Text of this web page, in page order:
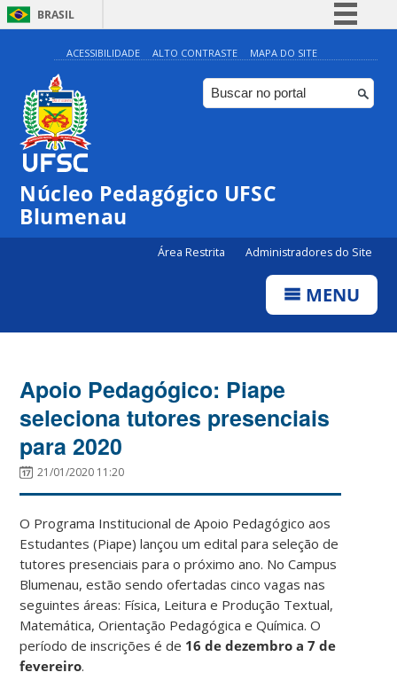
BRASIL
Simplifique!
Comunica BR
Participe
Canais
ACESSIBILIDADE ALTO CONTRASTE MAPA DO SITE
Núcleo Pedagógico UFSC
Blumenau
Área Restrita Administradores do Site
MENU
Apoio Pedagógico: Piape
seleciona tutores presenciais
para 2020
21/01/2020 11:20
O Programa Institucional de Apoio Pedagógico aos
Estudantes (Piape) lançou um edital para seleção de
tutores presenciais para o próximo ano. No Campus
Blumenau, estão sendo ofertadas cinco vagas nas
seguintes áreas: Física, Leitura e Produção Textual,
Matemática, Orientação Pedagógica e Química. O
período de inscrições é de 16 de dezembro a 7 de
fevereiro.